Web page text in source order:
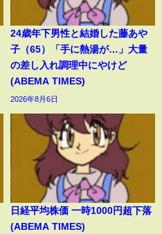
24歳年下男性と結婚した藤あや
子（65）「手に熱湯が…」大量
の差し入れ調理中にやけど
(ABEMA TIMES)
2026年8月6日
日経平均株価 一時1000円超下落
(ABEMA TIMES)